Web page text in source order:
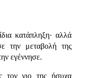
κατάπληξη· αλλά
την μεταβολή της
εγέννησε.
τον γιο της ήσυχα